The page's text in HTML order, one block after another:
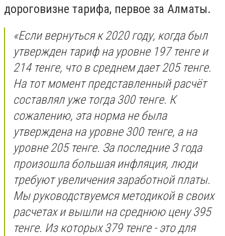
дороговизне тарифа, первое за Алматы.
«Если вернуться к 2020 году, когда был
утвержден тариф на уровне 197 тенге и
214 тенге, что в среднем дает 205 тенге.
На тот момент представленный расчёт
составлял уже тогда 300 тенге. К
сожалению, эта норма не была
утверждена на уровне 300 тенге, а на
уровне 205 тенге. За последние 3 года
произошла большая инфляция, люди
требуют увеличения заработной платы.
Мы руководствуемся методикой в своих
расчетах и вышли на среднюю цену 395
тенге. Из которых 379 тенге - это для